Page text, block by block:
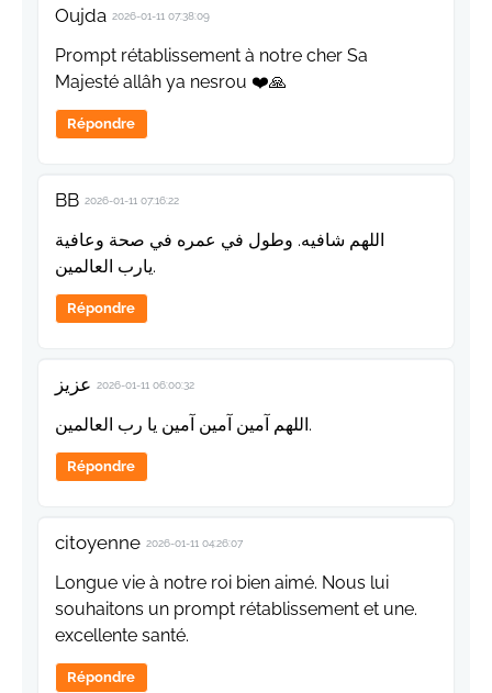
Oujda 2026-01-11 07:38:09
Prompt rétablissement à notre cher Sa
Majesté allâh ya nesrou ❤️🙏
Répondre
BB 2026-01-11 07:16:22
اللهم شافيه. وطول في عمره في صحة وعافية
يارب العالمين.
Répondre
عزيز 2026-01-11 06:00:32
اللهم آمين آمين آمين يا رب العالمين.
Répondre
citoyenne 2026-01-11 04:26:07
Longue vie à notre roi bien aimé. Nous lui
souhaitons un prompt rétablissement et une.
excellente santé.
Répondre